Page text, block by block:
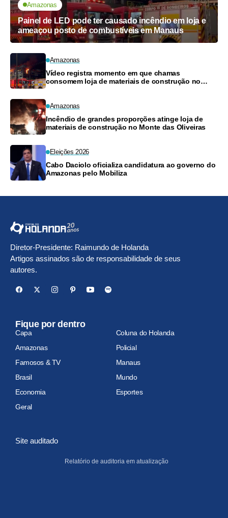
Amazonas
Painel de LED pode ter causado incêndio em loja e
ameaçou posto de combustíveis em Manaus
Amazonas
Vídeo registra momento em que chamas
consomem loja de materiais de construção no
Amazonas
Incêndio de grandes proporções atinge loja de
materiais de construção no Monte das Oliveiras
Eleições 2026
Cabo Daciolo oficializa candidatura ao governo do
Amazonas pelo Mobiliza
Diretor-Presidente: Raimundo de Holanda
Artigos assinados são de responsabilidade de seus
autores.
Fique por dentro
Capa
Coluna do Holanda
Amazonas
Policial
Famosos & TV
Manaus
Brasil
Mundo
Economia
Esportes
Geral
Site auditado
Relatório de auditoria em atualização